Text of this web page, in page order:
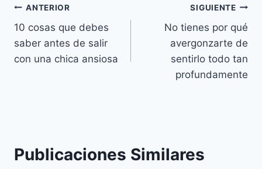
Navegación
de
entradas
ANTERIOR
10 cosas que debes
saber antes de salir
con una chica ansiosa
SIGUIENTE
No tienes por qué
avergonzarte de
sentirlo todo tan
profundamente
Publicaciones Similares